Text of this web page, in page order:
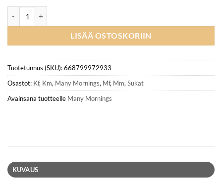
LISÄÄ OSTOSKORIIN
Tuotetunnus (SKU):668799972933
Osastot: Kf, Km, Many Mornings, Mf, Mm, Sukat
Avainsana tuotteelle Many Mornings
KUVAUS